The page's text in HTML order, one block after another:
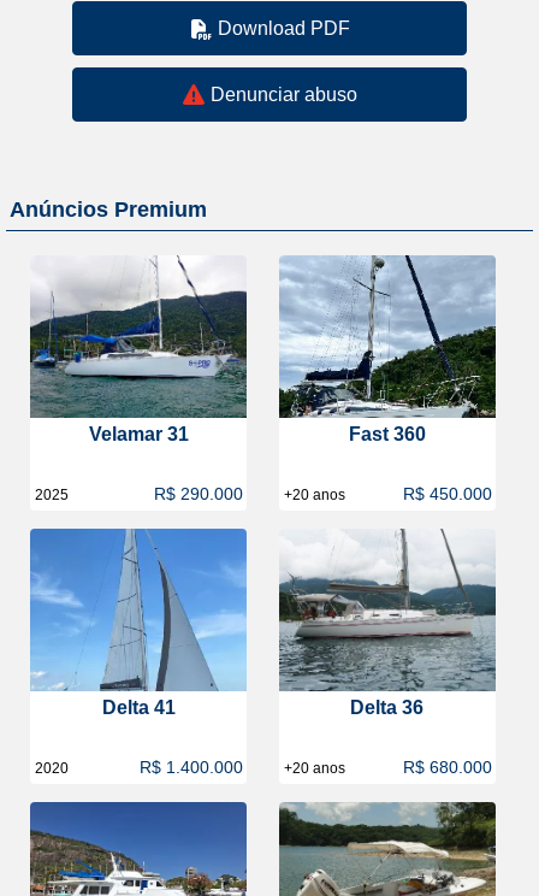
Download PDF
Denunciar abuso
Anúncios Premium
Velamar 31
2025 R$ 290.000
Fast 360
+20 anos R$ 450.000
Delta 41
2020 R$ 1.400.000
Delta 36
+20 anos R$ 680.000